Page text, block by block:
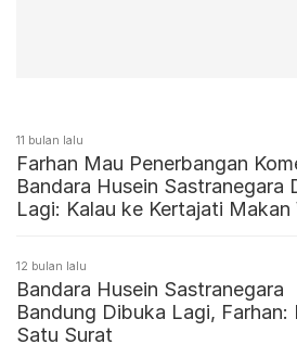
11 bulan lalu
Farhan Mau Penerbangan
Bandara Husein Sastranegara
Lagi: Kalau ke Kertajati Makan
12 bulan lalu
Bandara Husein Sastranegara
Bandung Dibuka Lagi, Farhan:
Satu Surat